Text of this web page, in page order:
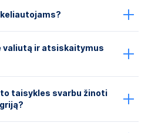
valiutą ir atsiskaitymus
taisykles svarbu žinoti